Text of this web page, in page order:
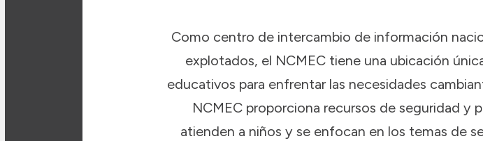
Como centro de intercambio de información
explotados, el NCMEC tiene una ubicación
educativos para enfrentar las necesidades
NCMEC proporciona recursos de seguridad y
atienden a niños y se enfocan en los temas de